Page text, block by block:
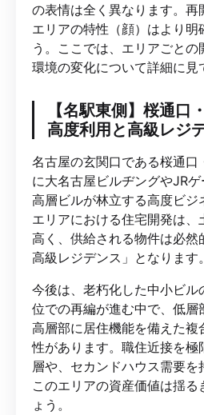
の表情は全く異なります。再
エリアの特性（顔）はより明
う。ここでは、エリアごと
環境の変化について詳細に見
【名駅東側】桜通口
高度利用と高級レジ
名古屋の玄関口である桜通口
に大名古屋ビルヂングやJR
高層ビルが林立する高度ビジ
エリアにおける住宅開発は、
高く、供給される物件は必然
高級レジデンス」となります。
今後は、老朽化した中小ビル
位での再編が進む中で、低層
高層部に居住機能を備えた複
性があります。職住近接を極
層や、セカンドハウス需要を
このエリアの資産価値は揺る
ょう。